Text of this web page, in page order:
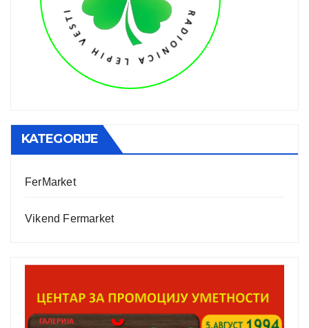
KATEGORIJE
FerMarket
Vikend Fermarket